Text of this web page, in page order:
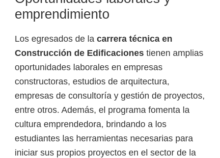
emprendimiento
Los egresados de la carrera técnica en
Construcción de Edificaciones tienen amplias
oportunidades laborales en empresas
constructoras, estudios de arquitectura,
empresas de consultoría y gestión de proyectos,
entre otros. Además, el programa fomenta la
cultura emprendedora, brindando a los
estudiantes las herramientas necesarias para
iniciar sus propios proyectos en el sector de la